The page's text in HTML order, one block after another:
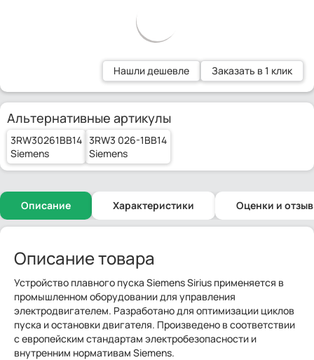
Нашли дешевле Заказать в 1 клик
Альтернативные артикулы
3RW30261BB14
Siemens
3RW3 026-1BB14
Siemens
Описание Характеристики Оценки и
Описание товара
Устройство плавного пуска Siemens Sirius применяется в
промышленном оборудовании для управления
электродвигателем. Разработано для оптимизации циклов
пуска и остановки двигателя. Произведено в соответствии
с европейским стандартам электробезопасности и
внутренним нормативам Siemens.